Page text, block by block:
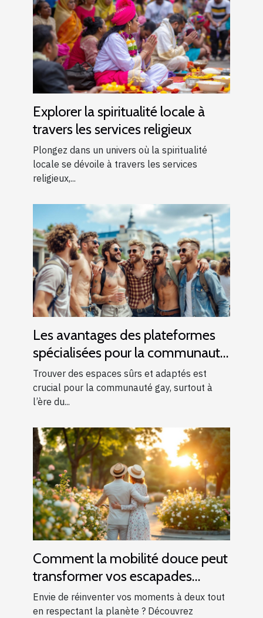
Explorer la spiritualité locale à
travers les services religieux
Plongez dans un univers où la spiritualité
locale se dévoile à travers les services
religieux,...
Les avantages des plateformes
spécialisées pour la communauté
gay
Trouver des espaces sûrs et adaptés est
crucial pour la communauté gay, surtout à
l’ère du...
Comment la mobilité douce peut
transformer vos escapades
romantiques ?
Envie de réinventer vos moments à deux tout
en respectant la planète ? Découvrez